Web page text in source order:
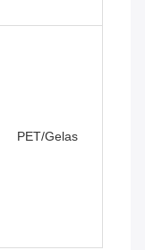
PET/Gelas